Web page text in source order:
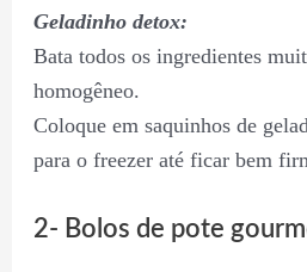
Geladinho detox:
Bata todos os ingredientes
homogêneo.
Coloque em saquinhos de
para o freezer até ficar bem
2- Bolos de pote